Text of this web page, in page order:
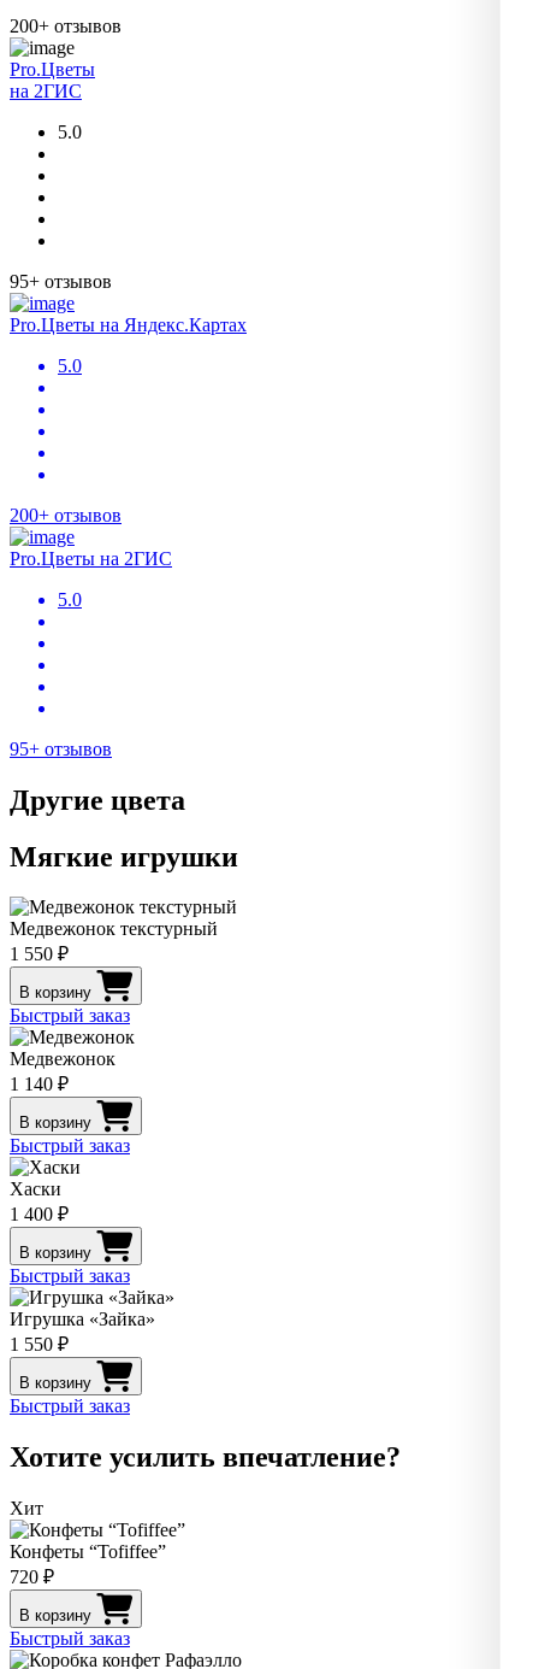
200+ отзывов
Pro.Цветы
на 2ГИС
5.0
95+ отзывов
Pro.Цветы на Яндекс.Картах
5.0
200+ отзывов
Pro.Цветы на 2ГИС
5.0
95+ отзывов
Другие цвета
Мягкие игрушки
Медвежонок текстурный
1 550 ₽
В корзину
Быстрый заказ
Медвежонок
1 140 ₽
В корзину
Быстрый заказ
Хаски
1 400 ₽
В корзину
Быстрый заказ
Игрушка «Зайка»
1 550 ₽
В корзину
Быстрый заказ
Хотите усилить впечатление?
Хит
Конфеты “Tofiffee”
720 ₽
В корзину
Быстрый заказ